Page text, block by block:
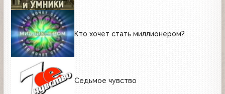
Кто хочет стать миллионером?
Седьмое чувство